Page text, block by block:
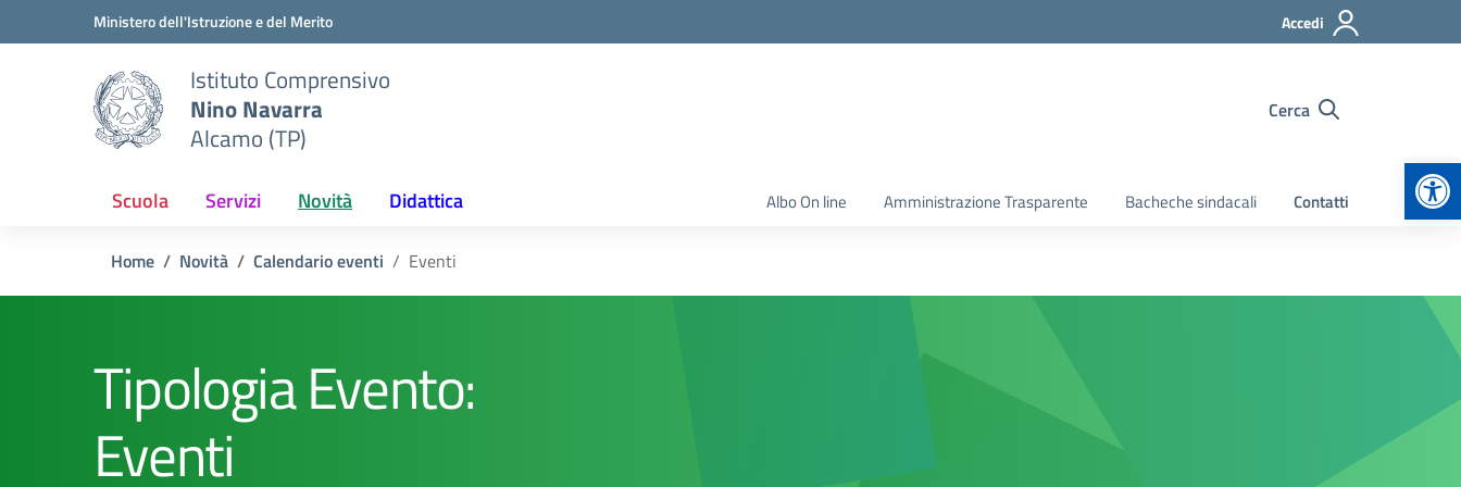
Vai ai contenuti
Vai al menu di navigazioneMinistero dell'Istruzione e del Merito Accedi
Istituto Comprensivo
Nino Navarra
Alcamo (TP)
Cerca
Scuola Servizi Novità Didattica Albo On line Amministrazione Trasparente Bacheche sindacali Contatti
Home Novità Calendario eventi Eventi
Tipologia Evento:
Eventi